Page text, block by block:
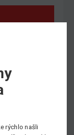
rýchlo našli